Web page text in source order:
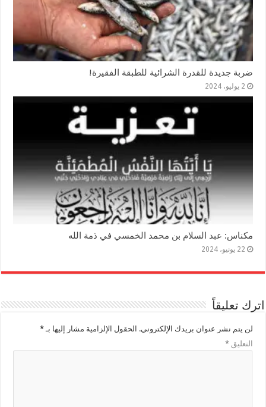
ضربة جديدة للقدرة الشرائية للطبقة الفقيرة!
2 يوليو، 2024
مكناس: عبد السلام بن محمد الخمسي في ذمة الله
22 يونيو، 2024
اترك تعليقاً
لن يتم نشر عنوان بريدك الإلكتروني. الحقول الإلزامية مشار إليها بـ*
التعليق*